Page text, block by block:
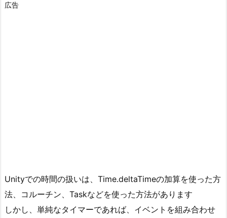
広告
Unityでの時間の扱いは、Time.deltaTimeの加算を使った方
法、コルーチン、Taskなどを使った方法があります
しかし、単純なタイマーであれば、イベントを組み合わせ